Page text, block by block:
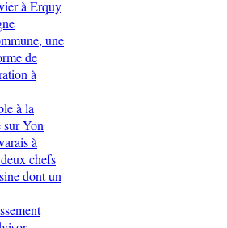
à Erquy
une
de
à
à la
sur Yon
à
chefs
dont un